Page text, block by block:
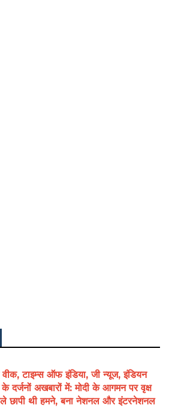
वीक, टाइम्स ऑफ इंडिया, जी न्यूज, इंडियन
दर्जनों अखबारों में: मोदी के आगमन पर वृक्ष
छापी थी हमने, बना नेशनल और इंटरनेशनल